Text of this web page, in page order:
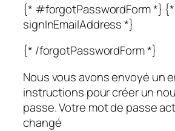
{* #forgotPasswordForm *} {*
signInEmailAddress *}
{* /forgotPasswordForm *}
Nous vous avons envoyé un
instructions pour créer un
passe. Votre mot de passe
changé